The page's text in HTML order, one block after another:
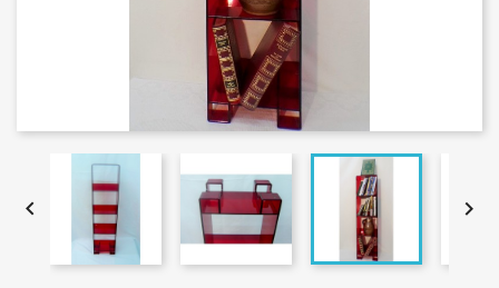
 